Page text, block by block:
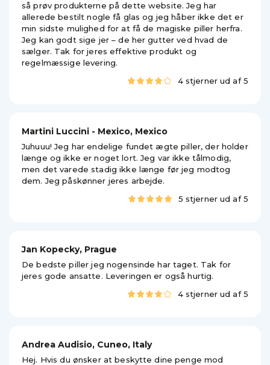
så prøv produkterne på dette website. Jeg har
allerede bestilt nogle få glas og jeg håber ikke det er
min sidste mulighed for at få de magiske piller herfra.
Jeg kan godt sige jer – de her gutter ved hvad de
sælger. Tak for jeres effektive produkt og
regelmæssige levering.
4 stjerner ud af 5
Martini Luccini - Mexico, Mexico
Juhuuu! Jeg har endelige fundet ægte piller, der holder
længe og ikke er noget lort. Jeg var ikke tålmodig,
men det varede stadig ikke længe før jeg modtog
dem. Jeg påskønner jeres arbejde.
5 stjerner ud af 5
Jan Kopecky, Prague
De bedste piller jeg nogensinde har taget. Tak for
jeres gode ansatte. Leveringen er også hurtig.
4 stjerner ud af 5
Andrea Audisio, Cuneo, Italy
Hej. Hvis du ønsker at beskytte dine penge mod